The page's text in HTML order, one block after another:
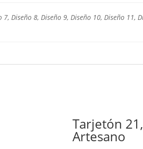
Diseño 8, Diseño 9, Diseño 10, Diseño 11,
Tarjetón
Artesano